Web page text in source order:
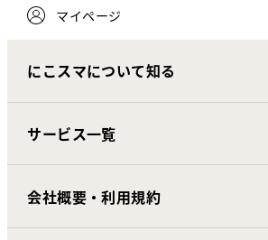
マイページ
にこスマについて知る
サービス一覧
会社概要・利用規約